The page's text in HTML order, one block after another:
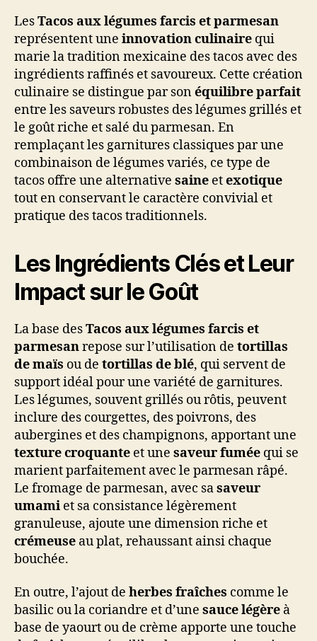
LesTacos aux légumes farcis et parmesan
représentent une innovation culinaire qui
marie la tradition mexicaine des tacos avec des
ingrédients raffinés et savoureux. Cette création
culinaire se distingue par sonéquilibre parfait
entre les saveurs robustes des légumes grillés et
le goût riche et salé du parmesan. En
remplaçant les garnitures classiques par une
combinaison de légumes variés, ce type de
tacos offre une alternative saine etexotique
tout en conservant le caractère convivial et
pratique des tacos traditionnels.
Les Ingrédients Clés et Leur
Impact sur le Goût
La base desTacos aux légumes farcis et
parmesanrepose sur l’utilisation de tortillas
de maïs ou de tortillas de blé, qui servent de
support idéal pour une variété de garnitures.
Les légumes, souvent grillés ou rôtis, peuvent
inclure des courgettes, des poivrons, des
aubergines et des champignons, apportant une
texture croquante et une saveur fumée qui se
marient parfaitement avec le parmesan râpé.
Le fromage de parmesan, avec sasaveur
umami et sa consistance légèrement
granuleuse, ajoute une dimension riche et
crémeuse au plat, rehaussant ainsi chaque
bouchée.
En outre, l’ajout de herbes fraîches comme le
basilic ou la coriandre et d’une sauce légère à
base de yaourt ou de crème apporte une touche